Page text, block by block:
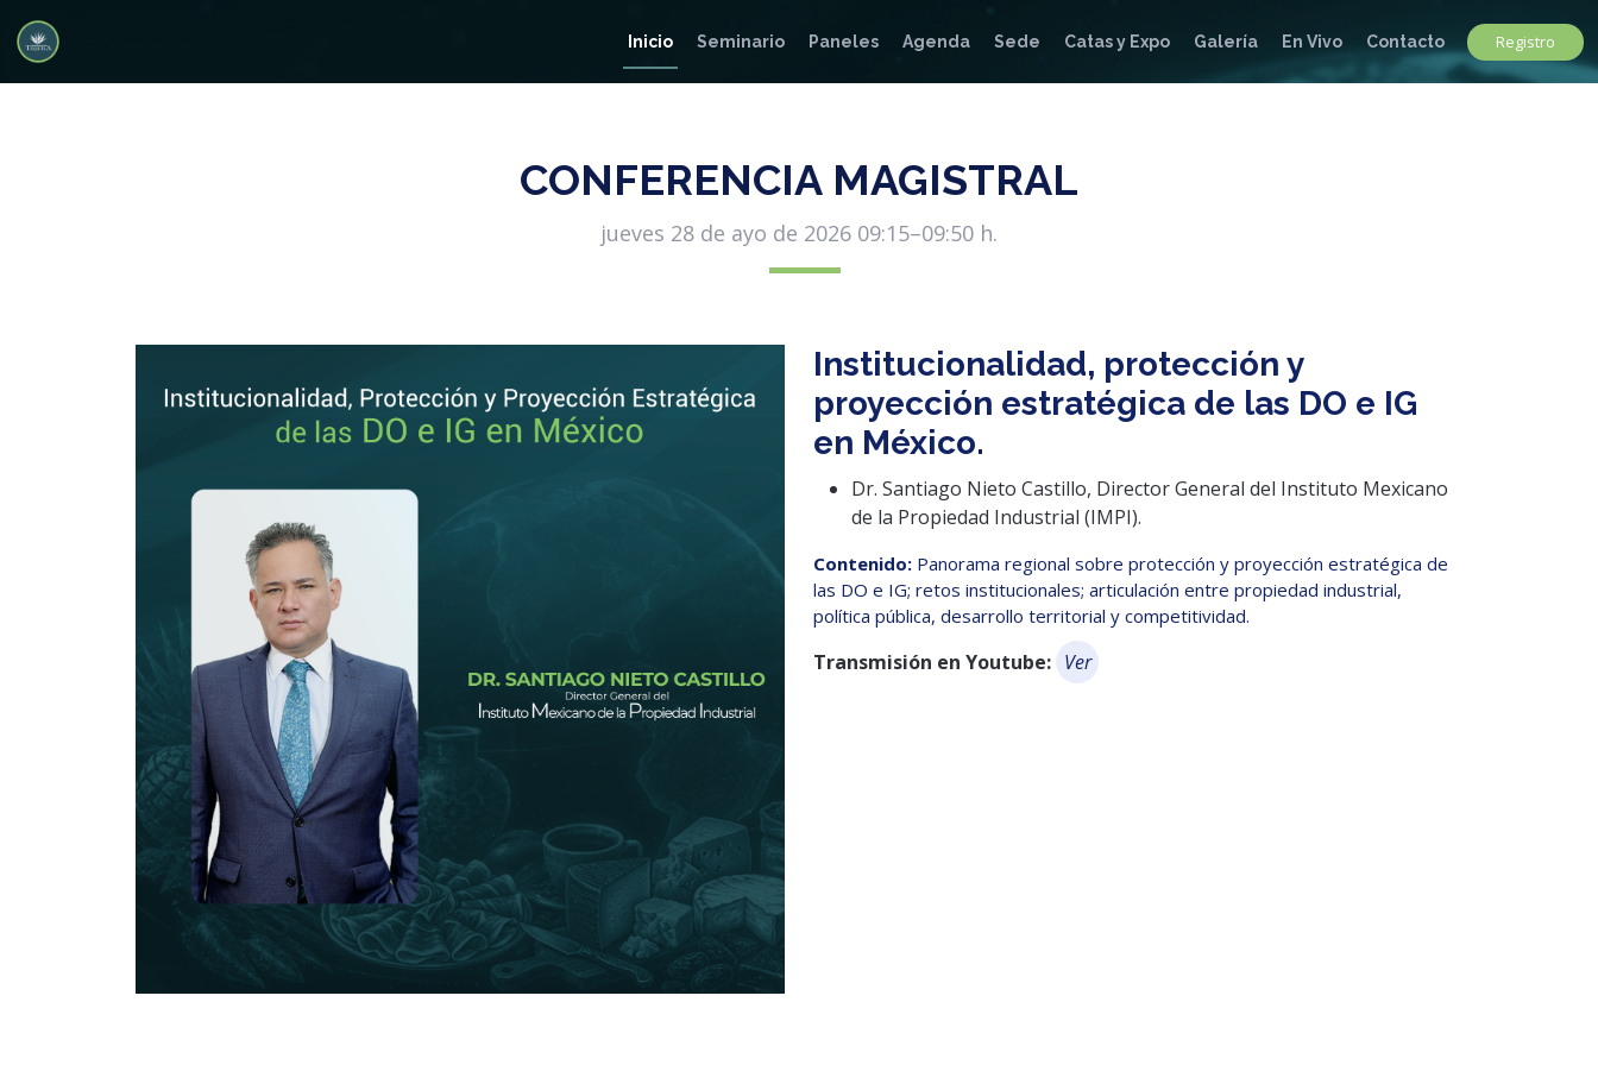
Inicio Seminario Paneles Agenda Sede Catas y Expo Galería En Vivo Contacto Registro
CONFERENCIA MAGISTRAL
jueves 28 de ayo de 2026 09:15–09:50 h.
Institucionalidad, protección y
proyección estratégica de las DO e IG
en México.
Dr. Santiago Nieto Castillo, Director General del Instituto Mexicano
de la Propiedad Industrial (IMPI).
Contenido: Panorama regional sobre protección y proyección estratégica de
las DO e IG; retos institucionales; articulación entre propiedad industrial,
política pública, desarrollo territorial y competitividad.
Transmisión en Youtube: Ver